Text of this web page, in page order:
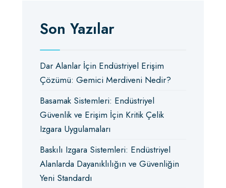
Son Yazılar
Dar Alanlar İçin Endüstriyel Erişim
Çözümü: Gemici Merdiveni Nedir?
Basamak Sistemleri: Endüstriyel
Güvenlik ve Erişim İçin Kritik Çelik
Izgara Uygulamaları
Baskılı Izgara Sistemleri: Endüstriyel
Alanlarda Dayanıklılığın ve Güvenliğin
Yeni Standardı